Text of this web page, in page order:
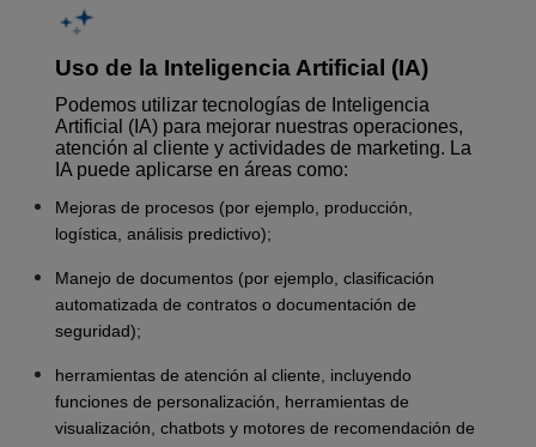
Uso de la Inteligencia Artificial (IA)
Podemos utilizar tecnologías de Inteligencia
Artificial (IA) para mejorar nuestras operaciones,
atención al cliente y actividades de marketing. La
IA puede aplicarse en áreas como:
Mejoras de procesos (por ejemplo, producción,
logística, análisis predictivo);
Manejo de documentos (por ejemplo, clasificación
automatizada de contratos o documentación de
seguridad);
herramientas de atención al cliente, incluyendo
funciones de personalización, herramientas de
visualización, chatbots y motores de recomendación de